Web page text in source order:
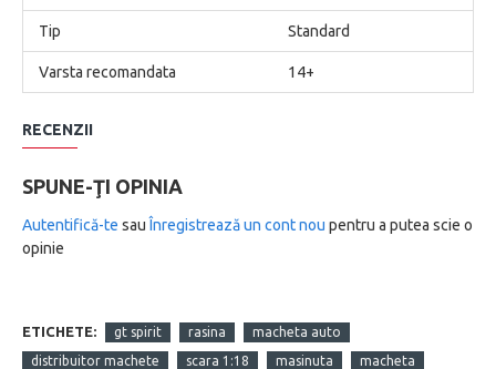
Tip Standard
Varsta recomandata 14+
RECENZII
SPUNE-ŢI OPINIA
Autentifică-te sau Înregistrează un cont nou pentru a putea scie o
opinie
ETICHETE: gt spirit rasina macheta auto
distribuitor machete scara 1:18 masinuta
macheta